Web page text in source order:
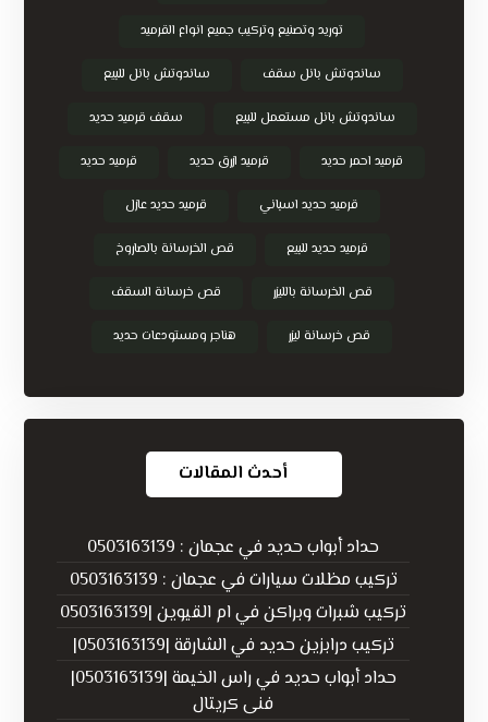
توريد وتصنيع وتركيب جميع انواع القرميد
ساندوتش بانل سقف ساندوتش بانل للبيع
ساندوتش بانل مستعمل للبيع سقف قرميد حديد
قرميد احمر حديد قرميد ازرق حديد قرميد حديد
قرميد حديد اسباني قرميد حديد عازل
قرميد حديد للبيع قص الخرسانة بالصاروخ
قص الخرسانة بالليزر قص خرسانة السقف
قص خرسانة ليزر هناجر ومستودعات حديد
أحدث المقالات
حداد أبواب حديد في عجمان : 0503163139
تركيب مظلات سيارات في عجمان : 0503163139
تركيب شبرات وبراكن في ام القيوين |0503163139
تركيب درابزين حديد في الشارقة |0503163139|
حداد أبواب حديد في راس الخيمة |0503163139|
فنى كريتال